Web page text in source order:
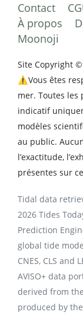
Contact
À propos
Moonoji
Site Copyright
⚠️Vous êtes
mer. Toutes
indicatif
modèles
au public.
l’exactitude,
présentes sur
Tidal data
2026 Tides
Prediction
global tide
CNES, CLS
AVISO+ data
derived from
produced by